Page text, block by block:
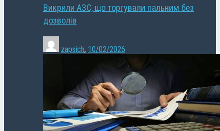
Викрили АЗС, що торгували пальним без
дозволів
zapsich, 10/02/2026